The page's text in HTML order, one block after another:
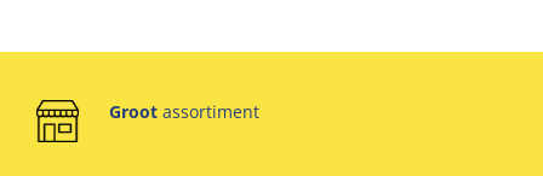
Groot assortiment